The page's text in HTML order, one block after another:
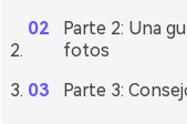
󠀰Parte 2: Una
fotos󠀲󠀡󠀡󠀤󠀧󠀢󠀧󠀣
Parte 3: